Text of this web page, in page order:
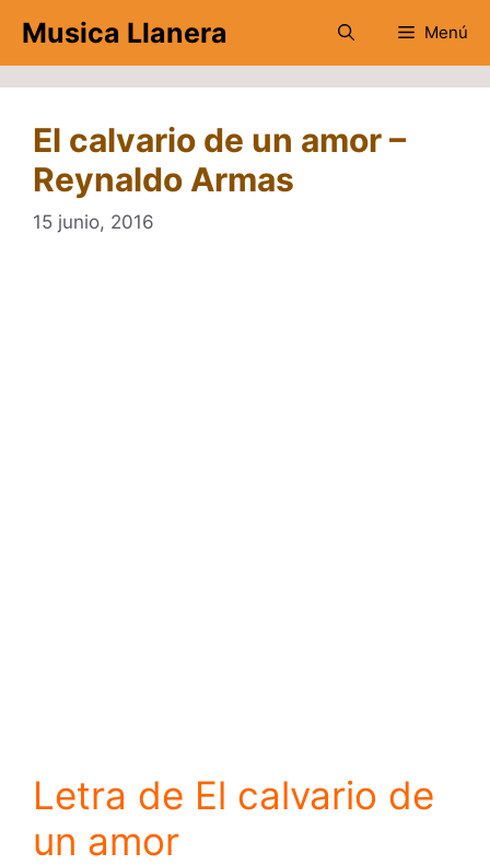
contenido
Musica Llanera Menú
El calvario de un amor –
Reynaldo Armas
15 junio, 2016
Letra de El calvario de
un amor